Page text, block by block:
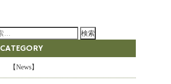
CATEGORY
【News】